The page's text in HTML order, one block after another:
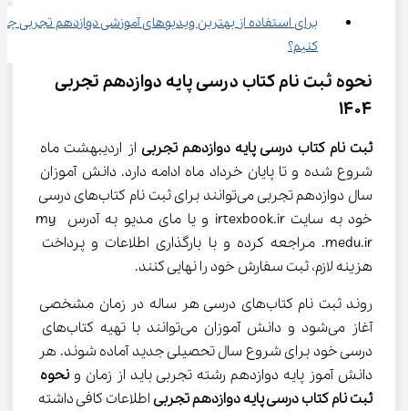
برای استفاده از بهترین ویدیوهای آموزشی دوازدهم تجربی
کنیم؟
نحوه ثبت نام کتاب درسی پایه دوازدهم تجربی
1404
ثبت نام کتاب درسی پایه دوازدهم تجربی از اردیبهشت ماه
شروع شده و تا پایان خرداد ماه ادامه دارد. دانش آموزان
سال دوازدهم تجربی می‌توانند برای ثبت نام کتاب‌های درسی
خود به سایت irtexbook.ir و یا مای مدیو به آدرس my
.medu.ir مراجعه کرده و با بارگذاری اطلاعات و پرداخت
هزینه لازم، ثبت سفارش خود را نهایی کنند.
روند ثبت نام کتاب‌های درسی هر ساله در زمان مشخصی
آغاز می‌شود و دانش آموزان می‌توانند با تهیه کتاب‌های
درسی خود برای شروع سال تحصیلی جدید آماده شوند. هر
دانش آموز پایه دوازدهم رشته تجربی باید از زمان و نحوه
ثبت نام کتاب درسی پایه دوازدهم تجربی اطلاعات کافی داشته